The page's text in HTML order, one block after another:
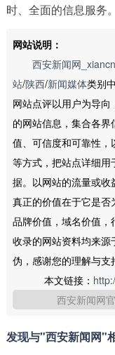
时、全面的信息服务。
网站说明：
西安新闻网_xiancn
站/陕西/新闻媒体类别
网站点评以用户为导
的网站信息，集合各界
值、可信度和可靠性
等方式，把站点详细
据。以网站的流量或
真正的价值在于它是
品牌价值，域名价值
收录的网站资料均来
伪，感谢您的理解与支
本文链接：
西安新闻网
发现与"西安新闻网"